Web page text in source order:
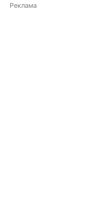
Реклама